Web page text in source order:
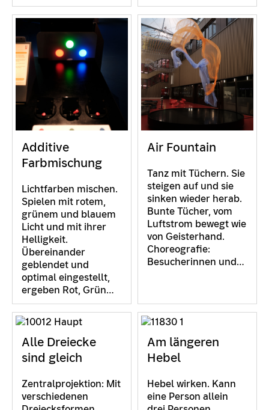
Additive
Farbmischung
Lichtfarben mischen.
Spielen mit rotem,
grünem und blauem
Licht und mit ihrer
Helligkeit.
Übereinander
geblendet und
optimal eingestellt,
ergeben Rot, Grün…
Air Fountain
Tanz mit Tüchern. Sie
steigen auf und sie
sinken wieder herab.
Bunte Tücher, vom
Luftstrom bewegt wie
von Geisterhand.
Choreografie:
Besucherinnen und…
Alle Dreiecke
sind gleich
Zentralprojektion: Mit
verschiedenen
Am längeren
Hebel
Hebel wirken. Kann
eine Person allein